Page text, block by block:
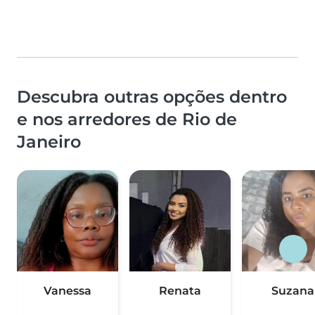
Descubra outras opções dentro
e nos arredores de Rio de
Janeiro
Vanessa Renata Suzana